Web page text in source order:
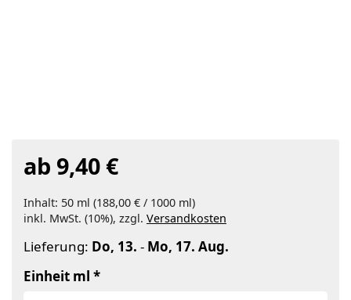
ab 9,40 €
Inhalt: 50 ml (188,00 € / 1000 ml)
inkl. MwSt. (10%), zzgl. Versandkosten
Lieferung: Do, 13. - Mo, 17. Aug.
Einheit ml